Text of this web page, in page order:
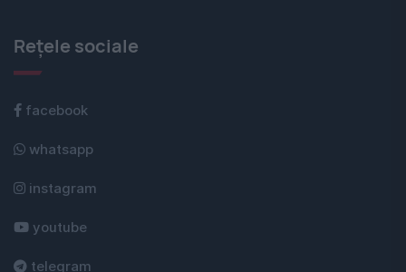
Rețele sociale
facebook
whatsapp
instagram
youtube
telegram